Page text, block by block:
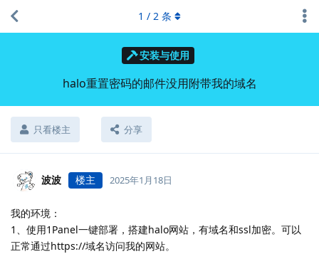
安装与使用
halo重置密码的邮件没用附带我的域名
只看楼主 分享
1 / 2 条
波波 楼主 2025年1月18日
我的环境：
1、使用1Panel一键部署，搭建halo网站，有域名和ssl加密。可以
正常通过https://域名访问我的网站。